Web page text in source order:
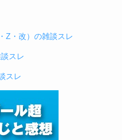
Z・改）の雑談スレ
スレ
スレ